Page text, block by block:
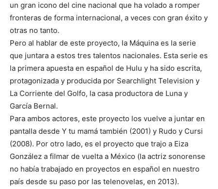
un gran icono del cine nacional que ha volado a romper
fronteras de forma internacional, a veces con gran éxito y
otras no tanto.
Pero al hablar de este proyecto, la Máquina es la serie
que juntara a estos tres talentos nacionales. Esta serie es
la primera apuesta en español de Hulu y ha sido escrita,
protagonizada y producida por Searchlight Television y
La Corriente del Golfo, la casa productora de Luna y
García Bernal.
Para ambos actores, este proyecto los vuelve a juntar en
pantalla desde Y tu mamá también (2001) y Rudo y Cursi
(2008). Por otro lado, es el proyecto que trajo a Eiza
González a filmar de vuelta a México (la actriz sonorense
no había trabajado en proyectos en español en nuestro
país desde su paso por las telenovelas, en 2013).